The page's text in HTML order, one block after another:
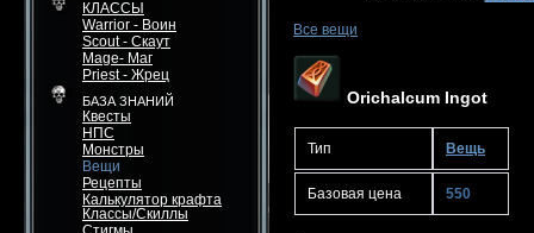
КЛАССЫ
Warrior - Воин
Scout - Скаут
Mage- Маг
Priest - Жрец
БАЗА ЗНАНИЙ
Квесты
НПС
Монстры
Вещи
Рецепты
Калькулятор крафта
Классы/Скиллы
Все вещи
Orichalcum Ingot
Тип Вещь
Базовая цена 550